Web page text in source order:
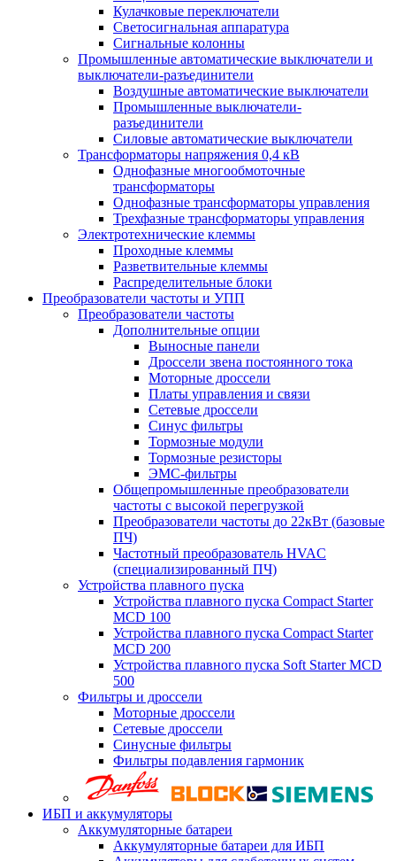
Кулачковые переключатели
Светосигнальная аппаратура
Сигнальные колонны
Промышленные автоматические выключатели и
выключатели-разъединители
Воздушные автоматические выключатели
Промышленные выключатели-
разъединители
Силовые автоматические выключатели
Трансформаторы напряжения 0,4 кВ
Однофазные многообмоточные
трансформаторы
Однофазные трансформаторы управления
Трехфазные трансформаторы управления
Электротехнические клеммы
Проходные клеммы
Разветвительные клеммы
Распределительные блоки
Преобразователи частоты и УПП
Преобразователи частоты
Дополнительные опции
Выносные панели
Дроссели звена постоянного тока
Моторные дроссели
Платы управления и связи
Сетевые дроссели
Синус фильтры
Тормозные модули
Тормозные резисторы
ЭМС-фильтры
Общепромышленные преобразователи
частоты с высокой перегрузкой
Преобразователи частоты до 22кВт (базовые
ПЧ)
Частотный преобразователь HVAC
(специализированный ПЧ)
Устройства плавного пуска
Устройства плавного пуска Compact Starter
MCD 100
Устройства плавного пуска Compact Starter
MCD 200
Устройства плавного пуска Soft Starter MCD
500
Фильтры и дроссели
Моторные дроссели
Сетевые дроссели
Синусные фильтры
Фильтры подавления гармоник
ИБП и аккумуляторы
Аккумуляторные батареи
Аккумуляторные батареи для ИБП